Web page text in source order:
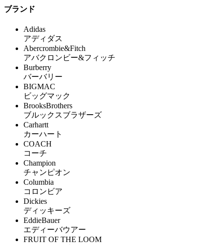
ブランド
Adidas
アディダス
Abercrombie&Fitch
アバクロンビー&フィッチ
Burberry
バーバリー
BIGMAC
ビッグマック
BrooksBrothers
ブルックスブラザーズ
Carhartt
カーハート
COACH
コーチ
Champion
チャンピオン
Columbia
コロンビア
Dickies
ディッキーズ
EddieBauer
エディーバウアー
FRUIT OF THE LOOM